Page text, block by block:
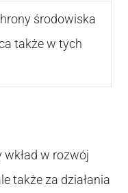
środowiska
także w tych
w rozwój
także za działania